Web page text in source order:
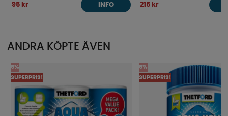
95 kr INFO 215 kr
ANDRA KÖPTE ÄVEN
5%
SUPERPRIS!
5%
SUPERPRIS!